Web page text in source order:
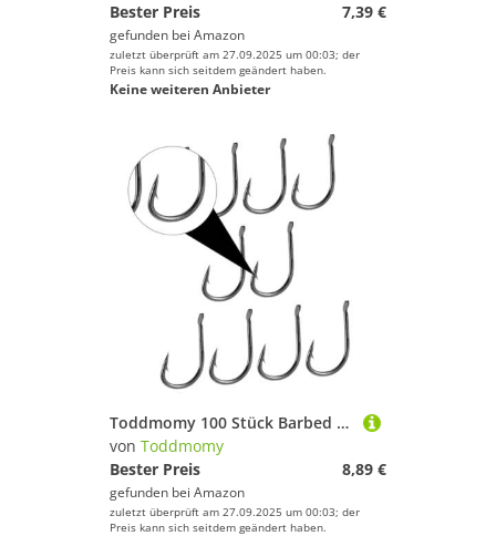
Bester Preis
7,39 €
gefunden bei Amazon
zuletzt überprüft am 27.09.2025 um 00:03; der
Preis kann sich seitdem geändert haben.
Keine weiteren Anbieter
Toddmomy 100 Stück Barbed Fishing Hooks Praktische Beak Bait Holder Haken Hochwertiger Angelhaken für Karpfen und Forellen Robust und Penetrationsstark für Süß und Salzwasserangler
von Toddmomy
Bester Preis
8,89 €
gefunden bei Amazon
zuletzt überprüft am 27.09.2025 um 00:03; der
Preis kann sich seitdem geändert haben.